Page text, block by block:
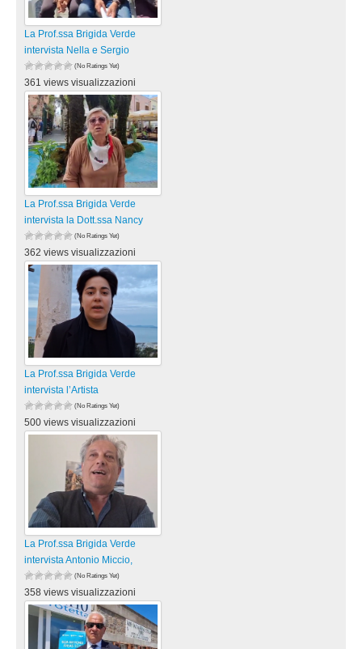
La Prof.ssa Brigida Verde
intervista Nella e Sergio
(No Ratings Yet)
361 views visualizzazioni
La Prof.ssa Brigida Verde
intervista la Dott.ssa Nancy
(No Ratings Yet)
362 views visualizzazioni
La Prof.ssa Brigida Verde
intervista l’Artista
(No Ratings Yet)
500 views visualizzazioni
La Prof.ssa Brigida Verde
intervista Antonio Miccio,
(No Ratings Yet)
358 views visualizzazioni